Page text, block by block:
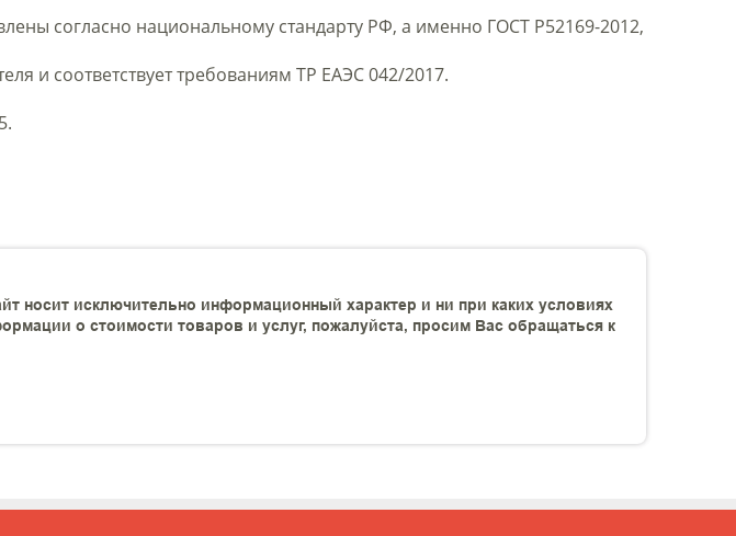
согласно национальному стандарту РФ, а именно ГОСТ Р52169-2012,
и соответствует требованиям ТР ЕАЭС 042/2017.
носит исключительно информационный характер и ни при каких условиях
о стоимости товаров и услуг, пожалуйста, просим Вас обращаться к